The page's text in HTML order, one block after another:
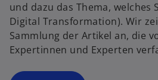
und dazu das Thema, welches
Digital Transformation). Wir
Sammlung der Artikel an, die
Expertinnen und Experten